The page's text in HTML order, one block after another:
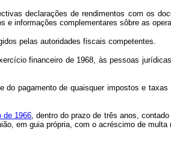
declarações de rendimentos com os
e informações complementares sôbre as
pelas autoridades fiscais competentes.
financeiro de 1968, às pessoas
pagamento de quaisquer impostos e
de 1966, dentro do prazo de três anos,
em guia própria, com o acréscimo de